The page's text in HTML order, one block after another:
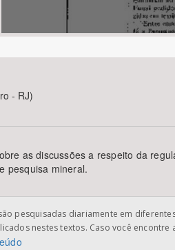
- RJ)
as discussões a respeito da
pesquisa mineral.
pesquisadas diariamente em
nestes textos. Caso você